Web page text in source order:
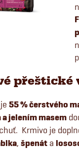
přeštické
55 % čerstvého
jelením masem
Krmivo je
, špenát a